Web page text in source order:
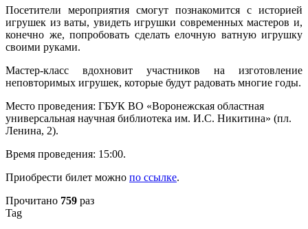
Посетители мероприятия смогут познакомится с историей
игрушек из ваты, увидеть игрушки современных мастеров и,
конечно же, попробовать сделать елочную ватную игрушку
своими руками.
Мастер-класс вдохновит участников на изготовление
неповторимых игрушек, которые будут радовать многие годы.
Место проведения: ГБУК ВО «Воронежская областная
универсальная научная библиотека им. И.С. Никитина» (пл.
Ленина, 2).
Время проведения: 15:00.
Приобрести билет можно по ссылке.
Прочитано 759 раз
Tag